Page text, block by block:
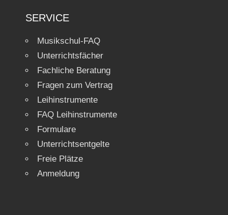
SERVICE
Musikschul-FAQ
Unterrichtsfächer
Fachliche Beratung
Fragen zum Vertrag
Leihinstrumente
FAQ Leihinstrumente
Formulare
Unterrichtsentgelte
Freie Plätze
Anmeldung